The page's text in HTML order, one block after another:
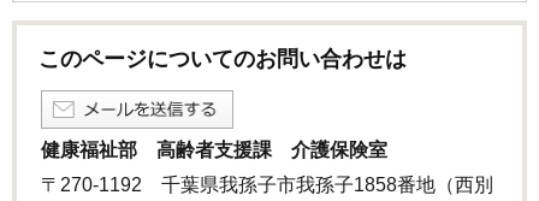
このページについてのお問い合わせは
健康福祉部 高齢者支援課 介護保険室
〒270-1192 千葉県我孫子市我孫子1858番地（西別